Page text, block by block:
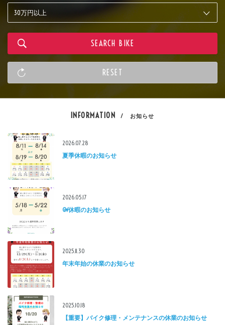
INFORMATION / お知らせ
2026.07.28
夏季休暇のお知らせ
2026.05.17
GW休暇のお知らせ
2025.11.30
年末年始の休業のお知らせ
2025.10.18
【重要】バイク修理・メンテナンスの休業のお知らせ